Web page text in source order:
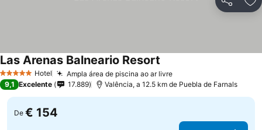
Partilhar
5 Estrelas Hotel Ampla área de piscina ao ar livre
Las Arenas Balneario Resort
9,1 Excelente 17.889 Valência, a 12.5 km de Puebla de Farnals
De € 154